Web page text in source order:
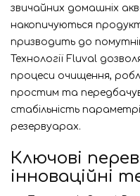
звичайних домашніх
накопичуються
призводить до
Технології Fluval
процеси очищення,
простим та
стабільність
резервуарах.
Ключові
інноваційні